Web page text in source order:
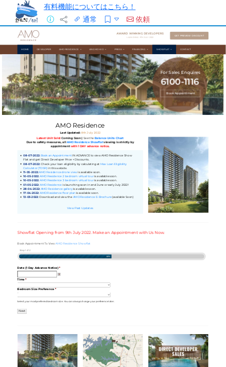
有料機能についてはこちら！
通常
依頼